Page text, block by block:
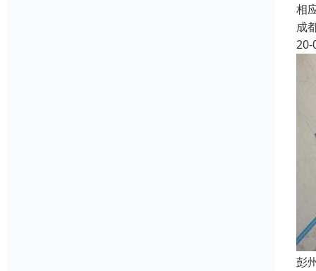
相
成
20-
彭